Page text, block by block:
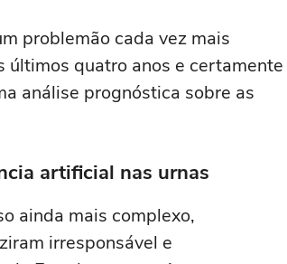
problemão cada vez mais
últimos quatro anos e certamente
análise prognóstica sobre as
artificial nas urnas
ainda mais complexo,
irresponsável e